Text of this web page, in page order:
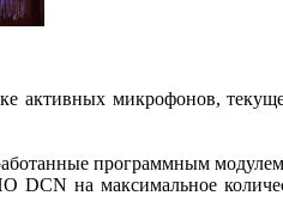
активных микрофонов,
программным модулем
DCN на максимальное